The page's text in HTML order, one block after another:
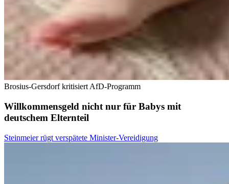
Brosius-Gersdorf kritisiert AfD-Programm
Willkommensgeld nicht nur für Babys mit
deutschem Elternteil
Steinmeier rügt verspätete Minister-Vereidigung